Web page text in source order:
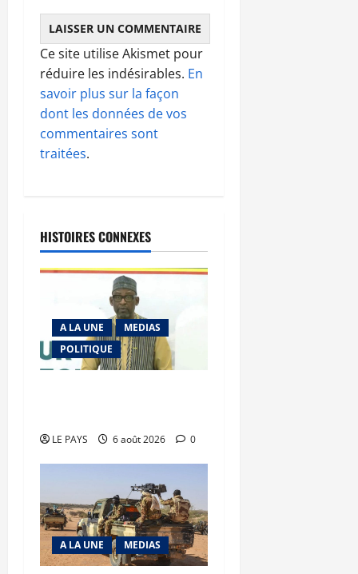
Ce site utilise Akismet pour
réduire les indésirables. En
savoir plus sur la façon
dont les données de vos
commentaires sont
traitées.
HISTOIRES CONNEXES
A LA UNE
MEDIAS
POLITIQUE
LE PAYS 6 août 2026 0
A LA UNE MEDIAS